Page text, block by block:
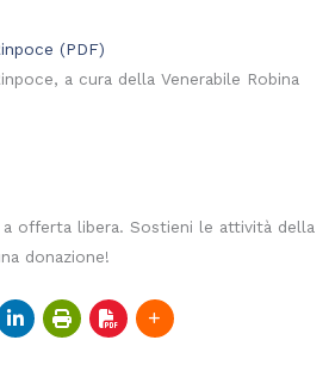
(PDF)
a cura della Venerabile Robina
offerta libera. Sostieni le attività della
donazione!